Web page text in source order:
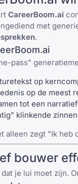
CareerBoom.ai
met
.
pass"
op
op de meest
tot een
klinkende
zegt "Ik
bouwer
je lui moet zijn.